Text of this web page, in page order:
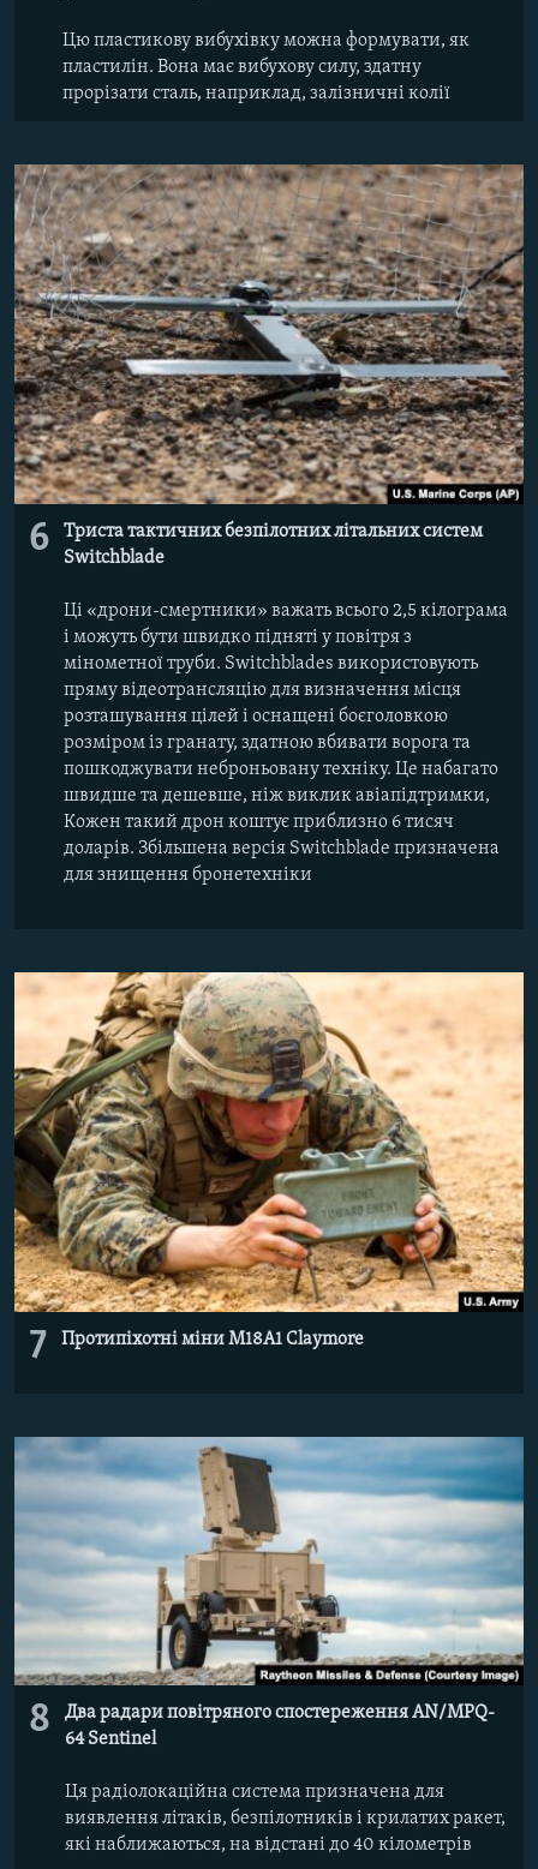
Цю пластикову вибухівку можна формувати, як
пластилін. Вона має вибухову силу, здатну
прорізати сталь, наприклад, залізничні колії
6
Триста тактичних безпілотних літальних систем
Switchblade
Ці «дрони-смертники» важать всього 2,5 кілограма
і можуть бути швидко підняті у повітря з
мінометної труби. Switchblades використовують
пряму відеотрансляцію для визначення місця
розташування цілей і оснащені боєголовкою
розміром із гранату, здатною вбивати ворога та
пошкоджувати неброньовану техніку. Це набагато
швидше та дешевше, ніж виклик авіапідтримки,
Кожен такий дрон коштує приблизно 6 тисяч
доларів. Збільшена версія Switchblade призначена
для знищення бронетехніки
7 Протипіхотні міни M18A1 Claymore
8
Два радари повітряного спостереження AN/MPQ-
64 Sentinel
Ця радіолокаційна система призначена для
виявлення літаків, безпілотників і крилатих ракет,
які наближаються, на відстані до 40 кілометрів